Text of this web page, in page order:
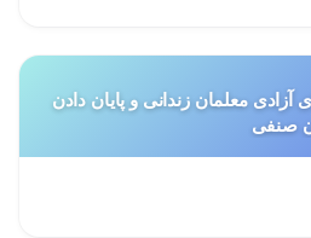
آزادی معلمان زندانی و پایان دادن
صنفی